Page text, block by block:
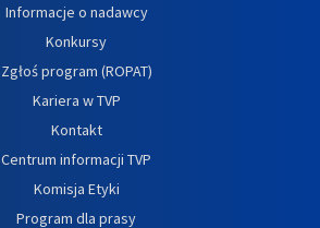
Informacje o nadawcy
Konkursy
Zgłoś program (ROPAT)
Kariera w TVP
Kontakt
Centrum informacji TVP
Komisja Etyki
Program dla prasy